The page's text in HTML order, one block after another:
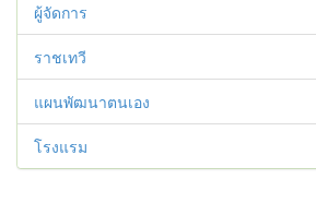
ผู้จัดการ
ราชเทวี
แผนพัฒนาตนเอง
โรงแรม